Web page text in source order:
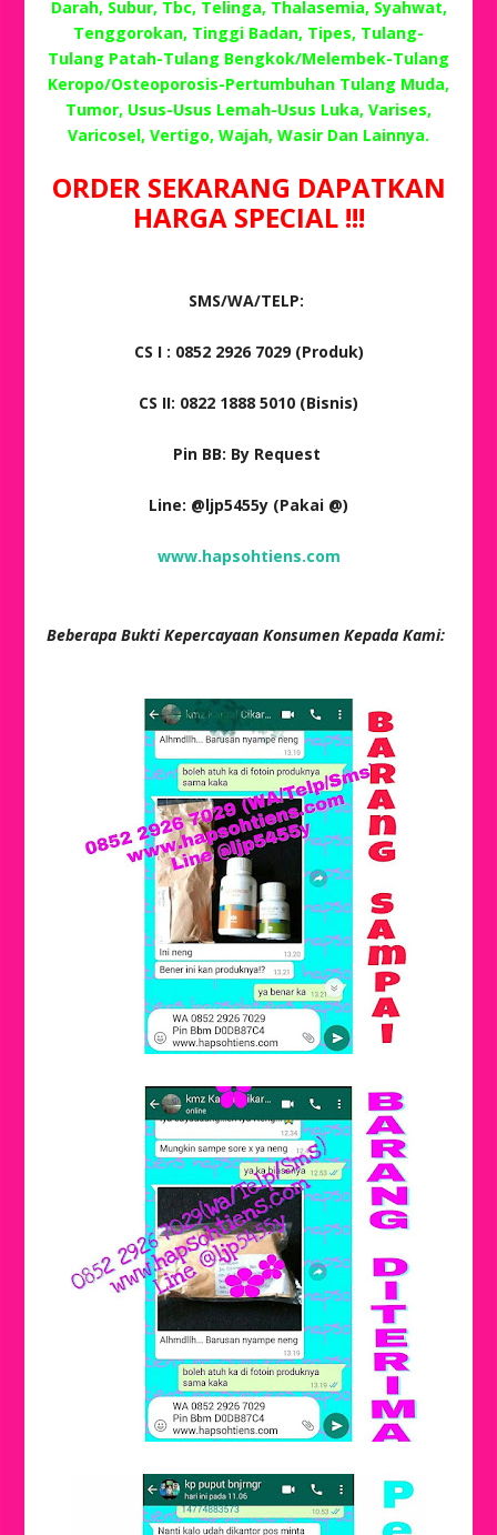
Darah, Subur, Tbc, Telinga, Thalasemia, Syahwat,
Tenggorokan, Tinggi Badan, Tipes, Tulang-
Tulang Patah-Tulang Bengkok/Melembek-Tulang
Keropo/Osteoporosis-Pertumbuhan Tulang Muda,
Tumor, Usus-Usus Lemah-Usus Luka, Varises,
Varicosel, Vertigo, Wajah, Wasir Dan Lainnya.
ORDER SEKARANG DAPATKAN
HARGA SPECIAL !!!
SMS/WA/TELP:
CS I : 0852 2926 7029 (Produk)
CS II: 0822 1888 5010 (Bisnis)
Pin BB: By Request
Line: @ljp5455y (Pakai @)
www.hapsohtiens.com
Beberapa Bukti Kepercayaan Konsumen Kepada Kami: